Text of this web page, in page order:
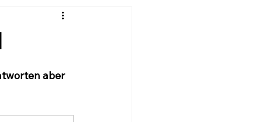
aber